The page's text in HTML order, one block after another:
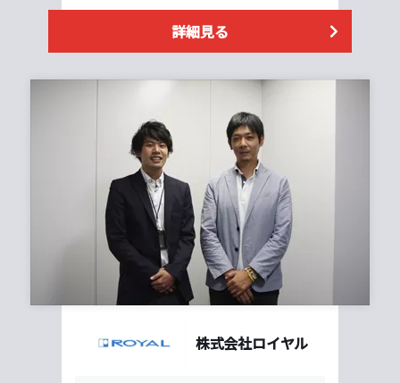
詳細見る
株式会社ロイヤル